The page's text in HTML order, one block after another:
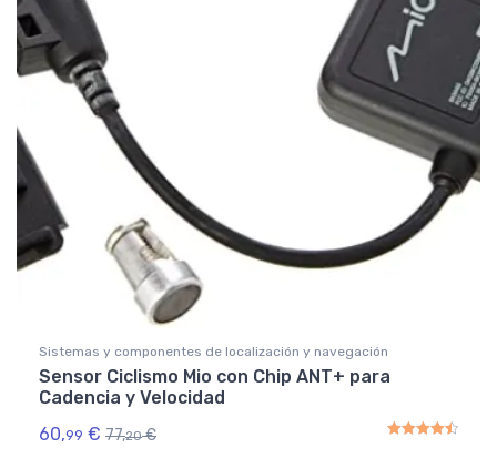
Sistemas y componentes de localización y navegación
Sensor Ciclismo Mio con Chip ANT+ para
Cadencia y Velocidad
60,99 € 77,20 €